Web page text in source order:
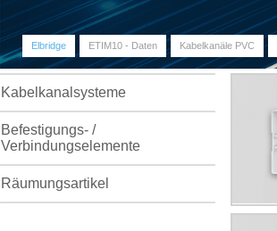
Elbridge ETIM10 - Daten Kabelkanäle PVC
Kabelkanalsysteme
Befestigungs- /
Verbindungselemente
Räumungsartikel